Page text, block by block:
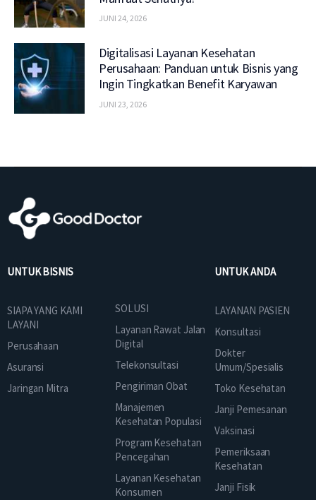
JUNI 24, 2026
Digitalisasi Layanan Kesehatan
Perusahaan: Panduan untuk Bisnis yang
Ingin Tingkatkan Benefit Karyawan
JUNI 23, 2026
UNTUK BISNIS
SIAPA YANG KAMI
LAYANI
Perusahaan
Asuransi
Jaringan Mitra
SOLUSI
Layanan Rawat Jalan
Digital
Telekonsultasi
Pengiriman Obat
Manajemen
Kesehatan Populasi
Program Kesehatan
Pencegahan
Layanan Kesehatan
Konsumen
UNTUK ANDA
LAYANAN PASIEN
Konsultasi
Dokter
Umum/Spesialis
Toko Kesehatan
Janji Pemesanan
Vaksinasi
Pemeriksaan
Kesehatan
Janji Fisik